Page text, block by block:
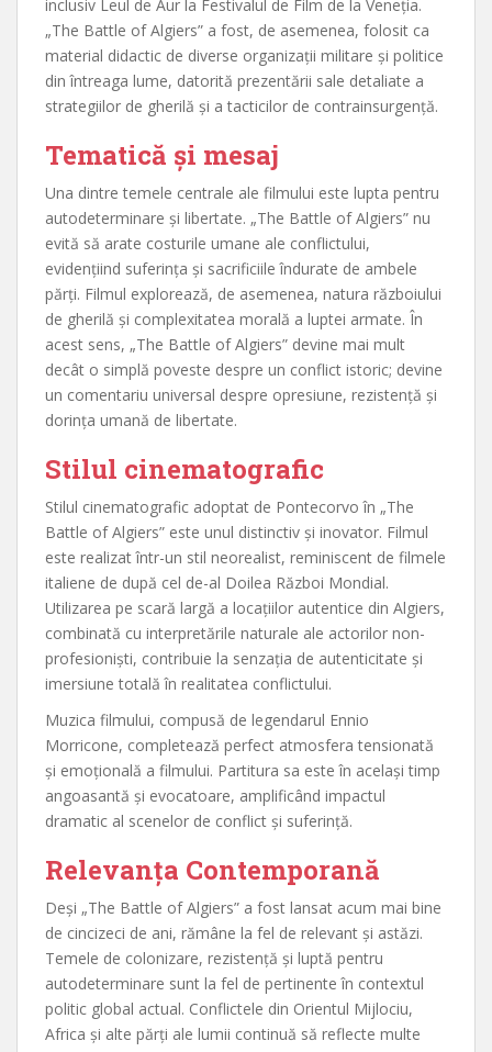
inclusiv Leul de Aur la Festivalul de Film de la Veneția.
„The Battle of Algiers” a fost, de asemenea, folosit ca
material didactic de diverse organizații militare și politice
din întreaga lume, datorită prezentării sale detaliate a
strategiilor de gherilă și a tacticilor de contrainsurgență.
Tematică și mesaj
Una dintre temele centrale ale filmului este lupta pentru
autodeterminare și libertate. „The Battle of Algiers” nu
evită să arate costurile umane ale conflictului,
evidențiind suferința și sacrificiile îndurate de ambele
părți. Filmul explorează, de asemenea, natura războiului
de gherilă și complexitatea morală a luptei armate. În
acest sens, „The Battle of Algiers” devine mai mult
decât o simplă poveste despre un conflict istoric; devine
un comentariu universal despre opresiune, rezistență și
dorința umană de libertate.
Stilul cinematografic
Stilul cinematografic adoptat de Pontecorvo în „The
Battle of Algiers” este unul distinctiv și inovator. Filmul
este realizat într-un stil neorealist, reminiscent de filmele
italiene de după cel de-al Doilea Război Mondial.
Utilizarea pe scară largă a locațiilor autentice din Algiers,
combinată cu interpretările naturale ale actorilor non-
profesioniști, contribuie la senzația de autenticitate și
imersiune totală în realitatea conflictului.
Muzica filmului, compusă de legendarul Ennio
Morricone, completează perfect atmosfera tensionată
și emoțională a filmului. Partitura sa este în același timp
angoasantă și evocatoare, amplificând impactul
dramatic al scenelor de conflict și suferință.
Relevanța Contemporană
Deși „The Battle of Algiers” a fost lansat acum mai bine
de cincizeci de ani, rămâne la fel de relevant și astăzi.
Temele de colonizare, rezistență și luptă pentru
autodeterminare sunt la fel de pertinente în contextul
politic global actual. Conflictele din Orientul Mijlociu,
Africa și alte părți ale lumii continuă să reflecte multe